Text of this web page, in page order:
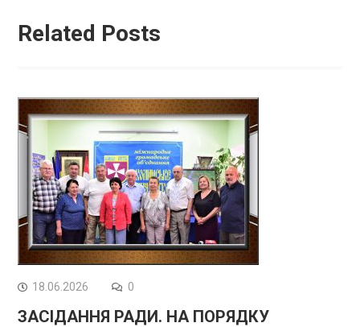
Related Posts
18.06.2026 0
ЗАСІДАННЯ РАДИ. НА ПОРЯДКУ